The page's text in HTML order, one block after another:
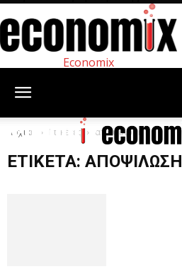
Economix
Αρχική Ετικέτες αποψίλωση
ΕΤΙΚΈΤΑ: ΑΠΟΨΊΛΩΣΗ